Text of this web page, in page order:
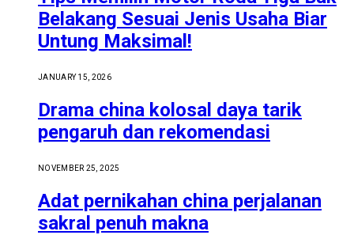
Belakang Sesuai Jenis Usaha Biar
Untung Maksimal!
JANUARY 15, 2026
Drama china kolosal daya tarik
pengaruh dan rekomendasi
NOVEMBER 25, 2025
Adat pernikahan china perjalanan
sakral penuh makna